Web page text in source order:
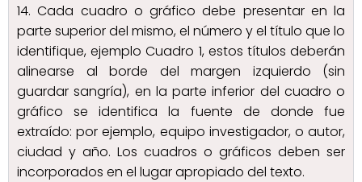
14. Cada cuadro o gráfico debe presentar en la
parte superior del mismo, el número y el título que lo
identifique, ejemplo Cuadro 1, estos títulos deberán
alinearse al borde del margen izquierdo (sin
guardar sangría), en la parte inferior del cuadro o
gráfico se identifica la fuente de donde fue
extraído: por ejemplo, equipo investigador, o autor,
ciudad y año. Los cuadros o gráficos deben ser
incorporados en el lugar apropiado del texto.